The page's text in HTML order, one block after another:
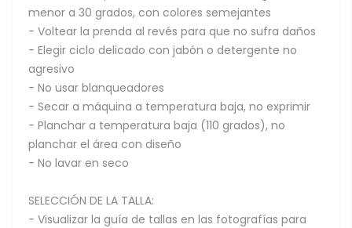
menor a 30 grados, con colores semejantes
- Voltear la prenda al revés para que no sufra daños
- Elegir ciclo delicado con jabón o detergente no
agresivo
- No usar blanqueadores
- Secar a máquina a temperatura baja, no exprimir
- Planchar a temperatura baja (110 grados), no
planchar el área con diseño
- No lavar en seco
SELECCIÓN DE LA TALLA:
- Visualizar la guía de tallas en las fotografías para